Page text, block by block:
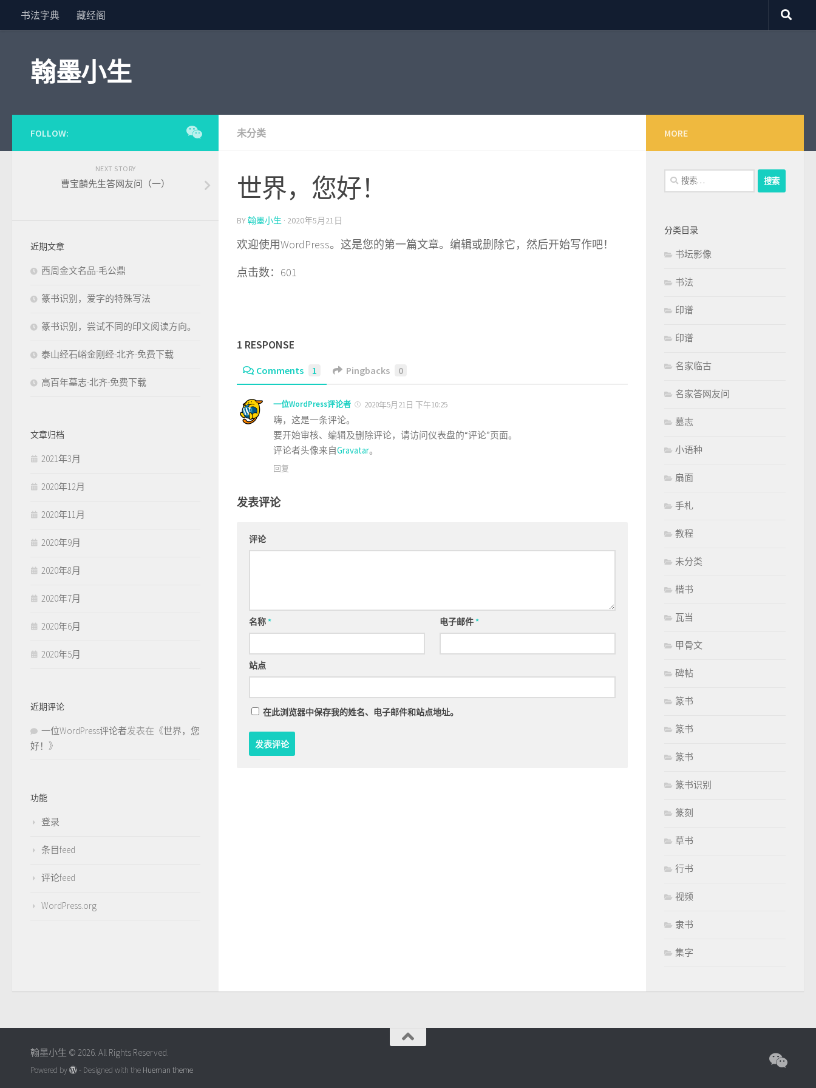
Skip to content
书法字典 藏经阁
翰墨小生
未分类
世界，您好！
BY翰墨小生 · 2020年5月21日
欢迎使用WordPress。这是您的第一篇文章。编辑或删除它，然后开始写作吧！
点击数：601
1 RESPONSE
Comments 1 Pingbacks 0
一位WordPress评论者 2020年5月21日 下午10:25
嗨，这是一条评论。
要开始审核、编辑及删除评论，请访问仪表盘的“评论”页面。
评论者头像来自Gravatar。
回复
发表评论
评论
名称* 电子邮件*
站点
在此浏览器中保存我的姓名、电子邮件和站点地址。
FOLLOW:
NEXT STORY
曹宝麟先生答网友问（一）
近期文章
西周金文名品-毛公鼎
篆书识别，爱字的特殊写法
篆书识别，尝试不同的印文阅读方向。
泰山经石峪金刚经-北齐-免费下载
高百年墓志-北齐-免费下载
文章归档
2021年3月
2020年12月
2020年11月
2020年9月
2020年8月
2020年7月
2020年6月
2020年5月
近期评论
一位WordPress评论者发表在《世界，您
好！ 》
功能
登录
条目feed
评论feed
WordPress.org
MORE
搜
索：
分类目录
书坛影像
书法
印谱
印谱
名家临古
名家答网友问
墓志
小语种
扇面
手札
教程
未分类
楷书
瓦当
甲骨文
碑帖
篆书
篆书
篆书
篆书识别
篆刻
草书
行书
视频
隶书
集字
翰墨小生 © 2026. All Rights Reserved.
Powered by - Designed with the Hueman theme